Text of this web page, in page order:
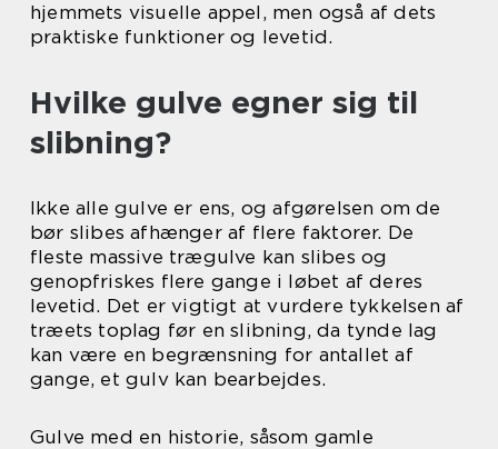
hjemmets visuelle appel, men også af dets
praktiske funktioner og levetid.
Hvilke gulve egner sig til
slibning?
Ikke alle gulve er ens, og afgørelsen om de
bør slibes afhænger af flere faktorer. De
fleste massive trægulve kan slibes og
genopfriskes flere gange i løbet af deres
levetid. Det er vigtigt at vurdere tykkelsen af
træets toplag før en slibning, da tynde lag
kan være en begrænsning for antallet af
gange, et gulv kan bearbejdes.
Gulve med en historie, såsom gamle